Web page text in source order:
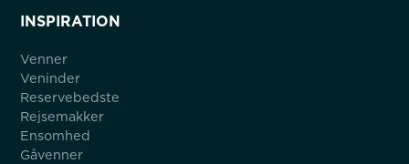
INSPIRATION
Venner
Veninder
Reservebedste
Rejsemakker
Ensomhed
Gåvenner